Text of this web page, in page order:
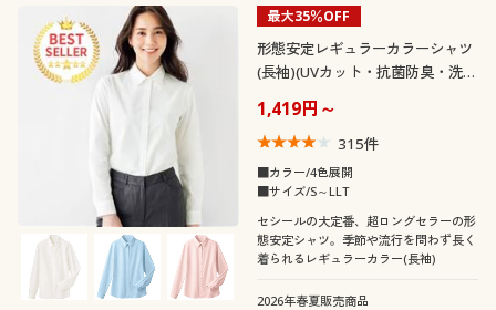
最大35％OFF
形態安定レギュラーカラーシャツ
(長袖)(UVカット・抗菌防臭・洗濯
1,419円～
315件
■カラー/4色展開
■サイズ/S～LLT
セシールの大定番、超ロングセラーの形
態安定シャツ。季節や流行を問わず長く
着られるレギュラーカラー(長袖)
2026年春夏販売商品